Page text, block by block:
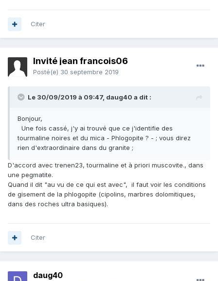
Citer
Invité jean francois06
Posté(e) 30 septembre 2019
Le 30/09/2019 à 09:47, daug40 a dit :
Bonjour,
Une fois cassé, j'y ai trouvé que ce j'identifie des
tourmaline noires et du mica - Phlogopite ? - ; vous direz
rien d'extraordinaire dans du granite ;
D'accord avec trenen23, tourmaline et à priori muscovite., dans
une pegmatite.
Quand il dit "au vu de ce qui est avec", il faut voir les conditions
de gisement de la phlogopite (cipolins, marbres dolomitiques,
dans des roches ultra basiques).
Citer
daug40